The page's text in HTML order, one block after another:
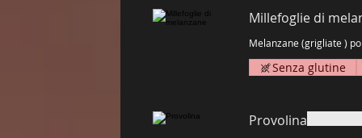
Millefoglie di
Senza glutine
Provolina